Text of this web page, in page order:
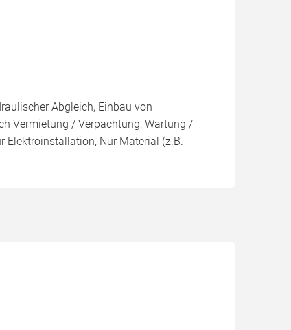
Abgleich, Einbau von
Vermietung / Verpachtung, Wartung /
Elektroinstallation, Nur Material (z.B.